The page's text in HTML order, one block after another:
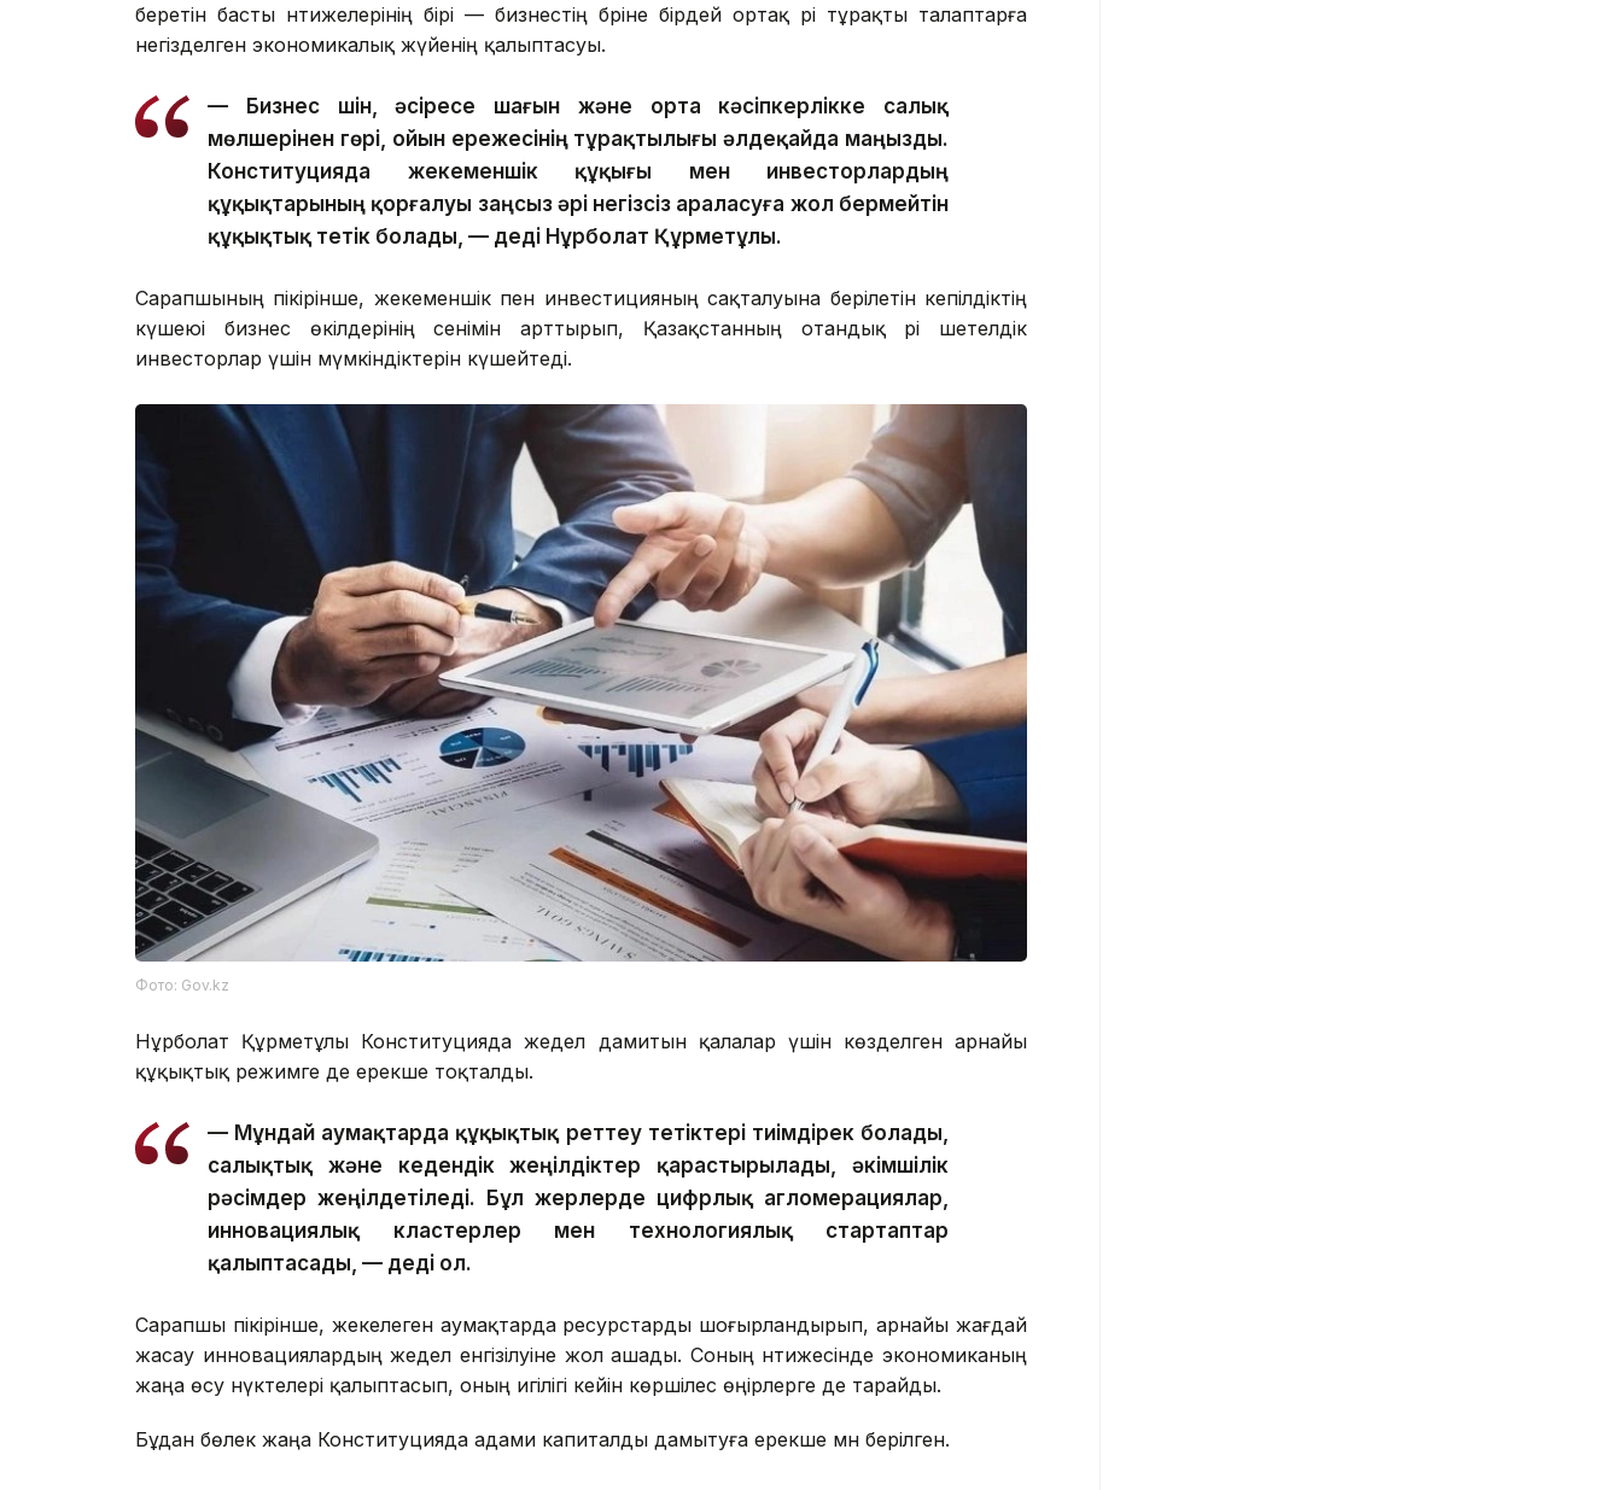
беретін басты нәтижелерінің бірі — бизнестің бәріне бірдей ортақ әрі тұрақты талаптарға
негізделген экономикалық жүйенің қалыптасуы.
— Бизнес үшін, әсіресе шағын және орта кәсіпкерлікке салық
мөлшерінен гөрі, ойын ережесінің тұрақтылығы әлдеқайда маңызды.
Конституцияда жекеменшік құқығы мен инвесторлардың
құқықтарының қорғалуы заңсыз әрі негізсіз араласуға жол бермейтін
құқықтық тетік болады, — деді Нұрболат Құрметұлы.
Сарапшының пікірінше, жекеменшік пен инвестицияның сақталуына берілетін кепілдіктің
күшеюі бизнес өкілдерінің сенімін арттырып, Қазақстанның отандық әрі шетелдік
инвесторлар үшін мүмкіндіктерін күшейтеді.
Фото: Gov.kz
Нұрболат Құрметұлы Конституцияда жедел дамитын қалалар үшін көзделген арнайы
құқықтық режимге де ерекше тоқталды.
— Мұндай аумақтарда құқықтық реттеу тетіктері тиімдірек болады,
салықтық және кедендік жеңілдіктер қарастырылады, әкімшілік
рәсімдер жеңілдетіледі. Бұл жерлерде цифрлық агломерациялар,
инновациялық кластерлер мен технологиялық стартаптар
қалыптасады, — деді ол.
Сарапшы пікірінше, жекелеген аумақтарда ресурстарды шоғырландырып, арнайы жағдай
жасау инновациялардың жедел енгізілуіне жол ашады. Соның нәтижесінде экономиканың
жаңа өсу нүктелері қалыптасып, оның игілігі кейін көршілес өңірлерге де тарайды.
Бұдан бөлек жаңа Конституцияда адами капиталды дамытуға ерекше мән берілген.